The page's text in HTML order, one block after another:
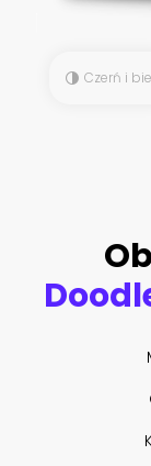
Czerń i